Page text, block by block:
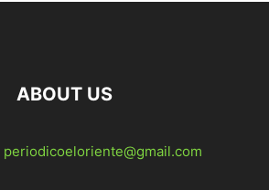
ABOUT US
periodicoeloriente@gmail.com